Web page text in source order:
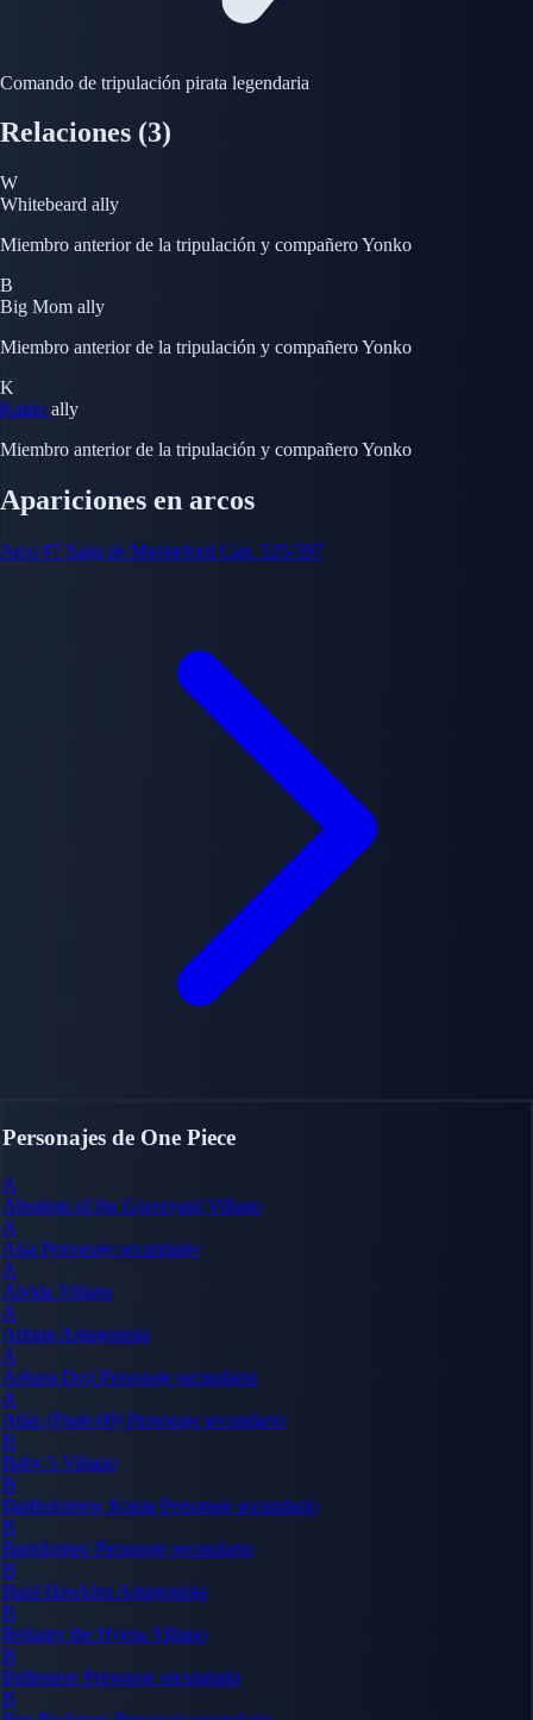
Comando de tripulación pirata legendaria
Relaciones (3)
W
Whitebeard ally
Miembro anterior de la tripulación y compañero Yonko
B
Big Mom ally
Miembro anterior de la tripulación y compañero Yonko
K
Kaido ally
Miembro anterior de la tripulación y compañero Yonko
Apariciones en arcos
Arco #7 Saga de Marineford Cap. 525-597
Personajes de One Piece
A
Absalom of the Graveyard Villano
A
Aisa Personaje secundario
A
Alvida Villano
A
Arlong Antagonista
A
Ashura Doji Personaje secundario
A
Atlas (Punk-09) Personaje secundario
B
Baby 5 Villano
B
Bartholomew Kuma Personaje secundario
B
Bartolomeo Personaje secundario
B
Basil Hawkins Antagonista
B
Bellamy the Hyena Villano
B
Bellemere Personaje secundario
B